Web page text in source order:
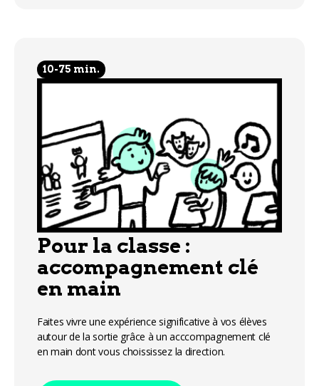
10-75 min.
Pour la classe :
accompagnement clé
en main
Faites vivre une expérience significative à vos élèves
autour de la sortie grâce à un acccompagnement clé
en main dont vous choississez la direction.